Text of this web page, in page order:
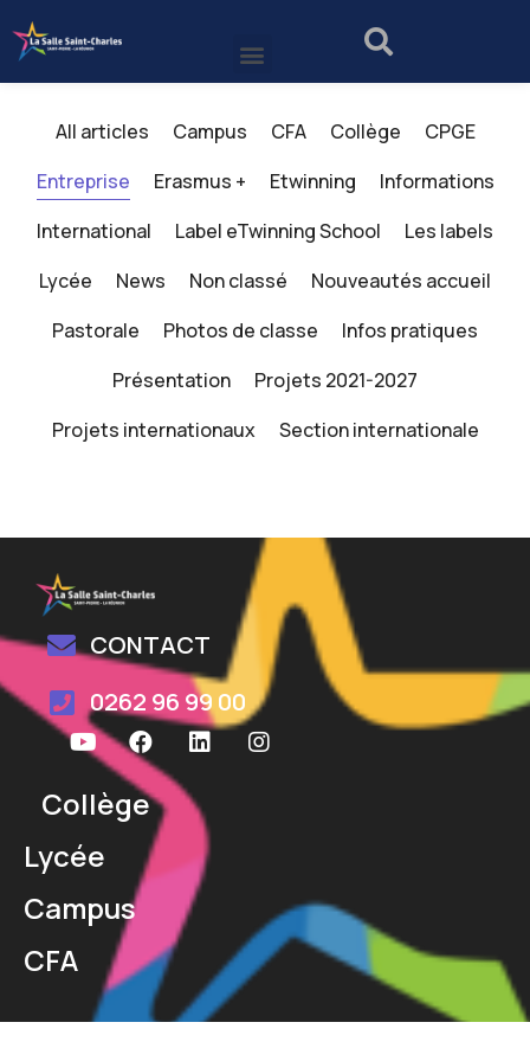
All articles Campus CFA Collège
CPGE
Entreprise
Erasmus + Etwinning
Informations
International
Label eTwinning School
Les labels
Lycée
News Non classé
Nouveautés accueil
Pastorale
Photos de classe
Infos pratiques
Présentation
Projets 2021-2027
Projets internationaux
Section internationale
CONTACT
0262 96 99 00
Collège
Lycée
Campus
CFA